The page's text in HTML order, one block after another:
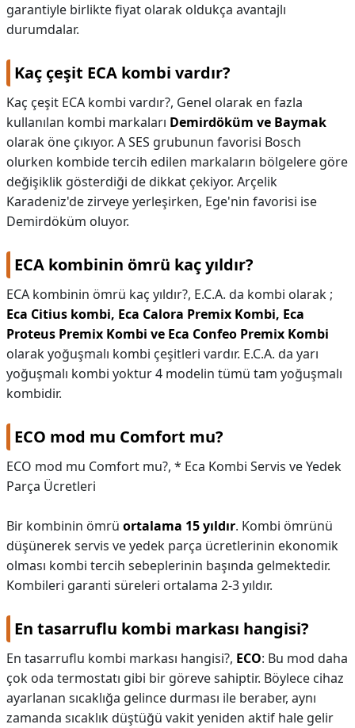
garantiyle birlikte fiyat olarak oldukça avantajlı
durumdalar.
Kaç çeşit ECA kombi vardır?
Kaç çeşit ECA kombi vardır?, Genel olarak en fazla
kullanılan kombi markaları Demirdöküm ve Baymak
olarak öne çıkıyor. A SES grubunun favorisi Bosch
olurken kombide tercih edilen markaların bölgelere göre
değişiklik gösterdiği de dikkat çekiyor. Arçelik
Karadeniz'de zirveye yerleşirken, Ege'nin favorisi ise
Demirdöküm oluyor.
ECA kombinin ömrü kaç yıldır?
ECA kombinin ömrü kaç yıldır?, E.C.A. da kombi olarak ;
Eca Citius kombi, Eca Calora Premix Kombi, Eca
Proteus Premix Kombi ve Eca Confeo Premix Kombi
olarak yoğuşmalı kombi çeşitleri vardır. E.C.A. da yarı
yoğuşmalı kombi yoktur 4 modelin tümü tam yoğuşmalı
kombidir.
ECO mod mu Comfort mu?
ECO mod mu Comfort mu?, * Eca Kombi Servis ve Yedek
Parça Ücretleri
Bir kombinin ömrü ortalama 15 yıldır. Kombi ömrünü
düşünerek servis ve yedek parça ücretlerinin ekonomik
olması kombi tercih sebeplerinin başında gelmektedir.
Kombileri garanti süreleri ortalama 2-3 yıldır.
En tasarruflu kombi markası hangisi?
En tasarruflu kombi markası hangisi?, ECO: Bu mod daha
çok oda termostatı gibi bir göreve sahiptir. Böylece cihaz
ayarlanan sıcaklığa gelince durması ile beraber, aynı
zamanda sıcaklık düştüğü vakit yeniden aktif hale gelir